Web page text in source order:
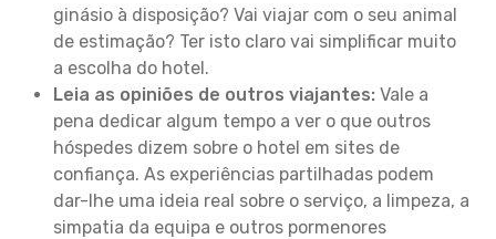
ginásio à disposição? Vai viajar com o seu animal
de estimação? Ter isto claro vai simplificar muito
a escolha do hotel.
Leia as opiniões de outros viajantes: Vale a
pena dedicar algum tempo a ver o que outros
hóspedes dizem sobre o hotel em sites de
confiança. As experiências partilhadas podem
dar-lhe uma ideia real sobre o serviço, a limpeza, a
simpatia da equipa e outros pormenores